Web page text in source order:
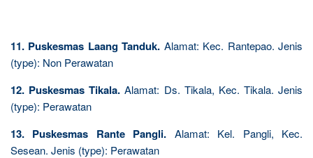
11. Puskesmas Laang Tanduk. Alamat: Kec. Rantepao. Jenis
(type): Non Perawatan
12. Puskesmas Tikala. Alamat: Ds. Tikala, Kec. Tikala. Jenis
(type): Perawatan
13. Puskesmas Rante Pangli. Alamat: Kel. Pangli, Kec.
Sesean. Jenis (type): Perawatan